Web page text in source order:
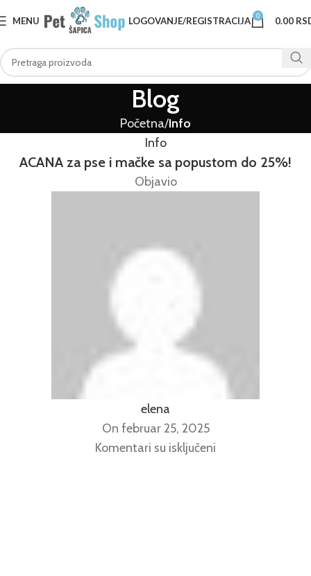
MENU LOGOVANJE/REGISTRACIJA 0 0.00
Blog
Početna Info
Info
ACANA za pse i mačke sa popustom do 25%!
Objavio
elena
On februar 25, 2025
Komentari su isključeni